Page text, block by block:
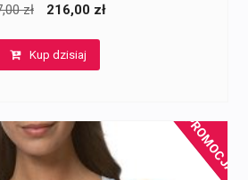
zł
Pierwotna
wynosiła:
216,00 zł
Kup dzisiaj
PROMOCJA!